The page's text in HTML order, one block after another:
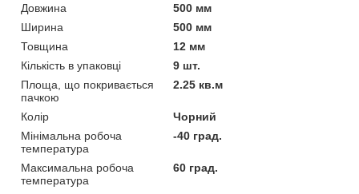
Довжина
500 мм
Ширина
500 мм
Товщина
12 мм
Кількість в упаковці
9 шт.
Площа, що покривається
пачкою
2.25 кв.м
Колір
Чорний
Мінімальна робоча
температура
-40 град.
Максимальна робоча
температура
60 град.